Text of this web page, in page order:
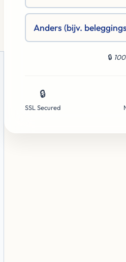
Anders (bijv.
🔒
🔒
SSL Secured